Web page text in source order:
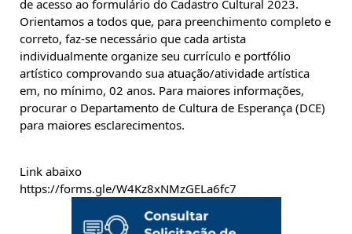
de acesso ao formulário do Cadastro Cultural 2023.
Orientamos a todos que, para preenchimento completo e
correto, faz-se necessário que cada artista
individualmente organize seu currículo e portfólio
artístico comprovando sua atuação/atividade artística
em, no mínimo, 02 anos. Para maiores informações,
procurar o Departamento de Cultura de Esperança (DCE)
para maiores esclarecimentos.
Link abaixo
https://forms.gle/W4Kz8xNMzGELa6fc7